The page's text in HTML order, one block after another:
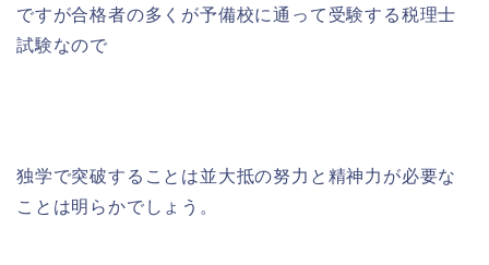
ですが合格者の多くが予備校に通って受験する税理士
試験なので
独学で突破することは並大抵の努力と精神力が必要な
ことは明らかでしょう。